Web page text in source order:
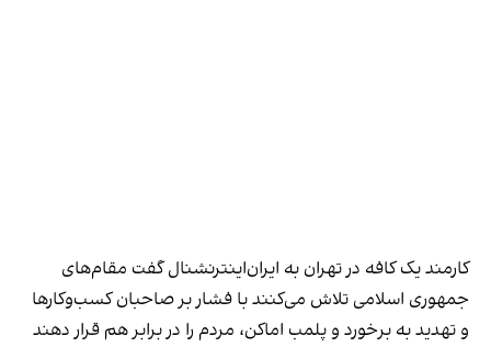
کارمند یک کافه در تهران به ایران‌اینترنشنال گفت مقام‌های
جمهوری اسلامی تلاش می‌کنند با فشار بر صاحبان کسب‌وکارها
و تهدید به برخورد و پلمب اماکن، مردم را در برابر هم قرار دهند